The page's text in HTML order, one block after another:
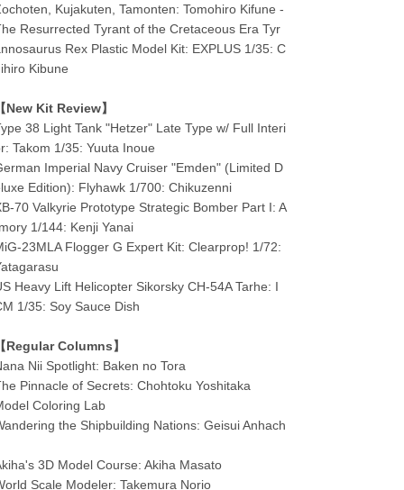
Kujakuten, Tamonten: Tomohiro Kifune -
Resurrected Tyrant of the Cretaceous Era Tyr
Rex Plastic Model Kit: EXPLUS 1/35: C
Kibune
【New Kit Review】
38 Light Tank "Hetzer" Late Type w/ Full Interi
Takom 1/35: Yuuta Inoue
Imperial Navy Cruiser "Emden" (Limited D
Edition): Flyhawk 1/700: Chikuzenni
70 Valkyrie Prototype Strategic Bomber Part I: A
1/144: Kenji Yanai
23MLA Flogger G Expert Kit: Clearprop! 1/72:
Heavy Lift Helicopter Sikorsky CH-54A Tarhe: I
1/35: Soy Sauce Dish
【Regular Columns】
Nii Spotlight: Baken no Tora
Pinnacle of Secrets: Chohtoku Yoshitaka
Coloring Lab
the Shipbuilding Nations: Geisui Anhach
3D Model Course: Akiha Masato
Scale Modeler: Takemura Norio